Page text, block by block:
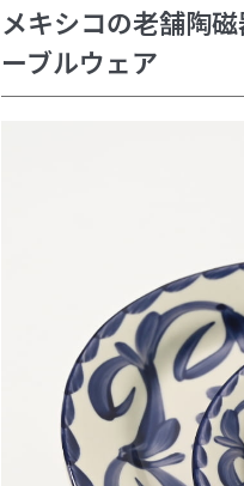
メキシコの老舗陶
ーブルウェア